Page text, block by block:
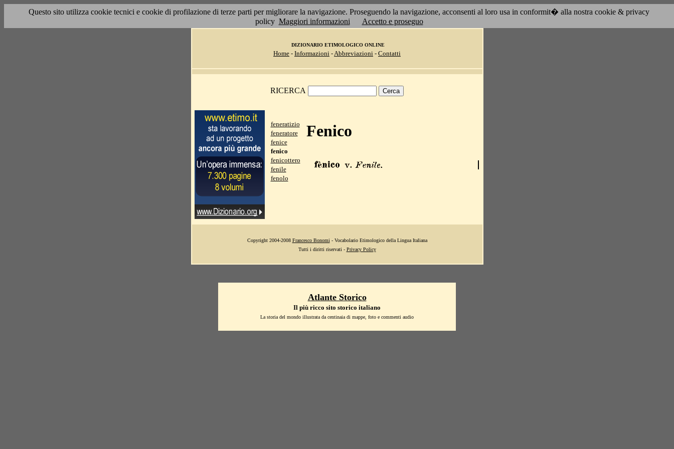
Questo sito utilizza cookie tecnici e cookie di profilazione di terze parti per migliorare la navigazione. Proseguendo la navigazione, acconsenti al loro usa in conformit� alla nostra cookie & privacy
policy Maggiori informazioni Accetto e proseguo
DIZIONARIO ETIMOLOGICO ONLINE
Home - Informazioni -Abbreviazioni - Contatti
RICERCA
feneratizio
feneratore
fenice
fenico
fenicottero
fenile
fenolo
Fenico
Copyright 2004-2008 Francesco Bonomi - Vocabolario Etimologico della Lingua Italiana
Tutti i diritti riservati - Privacy Policy
Atlante Storico
Il più ricco sito storico italiano
La storia del mondo illustrata da centinaia di mappe, foto e commenti audio